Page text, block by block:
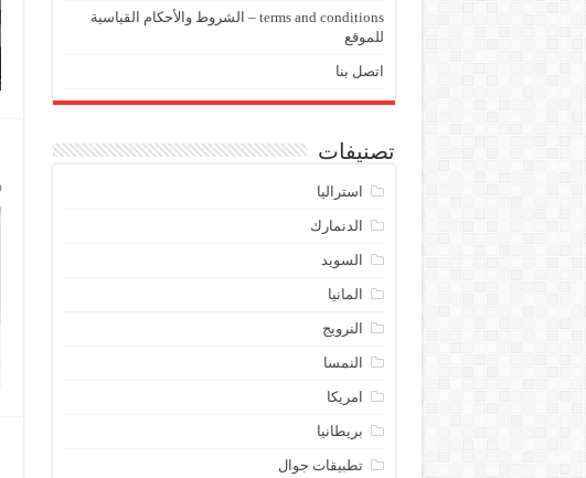
terms and conditions – الشروط والأحكام القياسية
للموقع
اتصل بنا
تصنيفات
استراليا
الدنمارك
السويد
المانيا
النرويج
النمسا
امريكا
بريطانيا
تطبيقات جوال